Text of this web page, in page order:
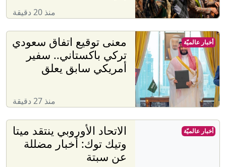
منذ 20 دقيقة
معنى توقيع اتفاق سعودي
تركي باكستاني.. سفير
أمريكي سابق يعلق
منذ 27 دقيقة
أخبار عالميّة
الاتحاد الأوروبي ينتقد ميتا
وتيك توك: أخبار مضللة
عن سبتة
أخبار عالميّة